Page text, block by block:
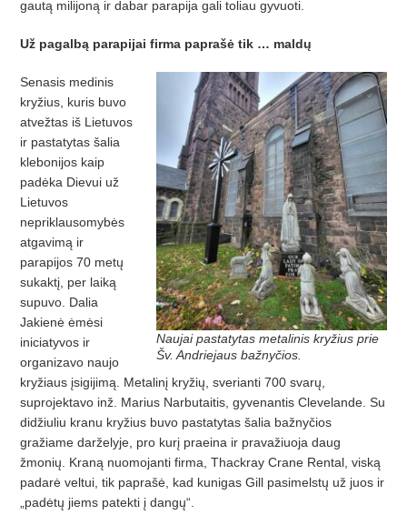
gautą milijoną ir dabar parapija gali toliau gyvuoti.
Už pagalbą parapijai firma paprašė tik … maldų
Naujai pastatytas metalinis kryžius prie
Šv. Andriejaus bažnyčios.
Senasis medinis
kryžius, kuris buvo
atvežtas iš Lietuvos
ir pastatytas šalia
klebonijos kaip
padėka Dievui už
Lietuvos
nepriklausomybės
atgavimą ir
parapijos 70 metų
sukaktį, per laiką
supuvo. Dalia
Jakienė ėmėsi
iniciatyvos ir
organizavo naujo
kryžiaus įsigijimą. Metalinį kryžių, sverianti 700 svarų,
suprojektavo inž. Marius Narbutaitis, gyvenantis Clevelande. Su
didžiuliu kranu kryžius buvo pastatytas šalia bažnyčios
gražiame darželyje, pro kurį praeina ir pravažiuoja daug
žmonių. Kraną nuomojanti firma, Thackray Crane Rental, viską
padarė veltui, tik paprašė, kad kunigas Gill pasimelstų už juos ir
„padėtų jiems patekti į dangų“.